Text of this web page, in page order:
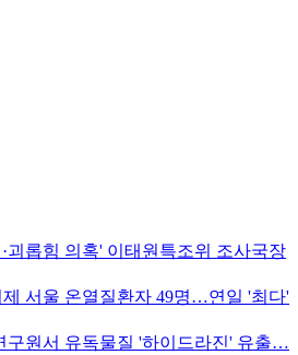
괴롭힘 의혹' 이태원특조위 조사국장
제 서울 온열질환자 49명…연일 '최다'
구원서 유독물질 '하이드라진' 유출…